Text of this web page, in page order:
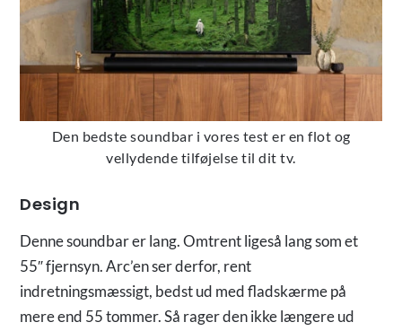
Den bedste soundbar i vores test er en flot og
vellydende tilføjelse til dit tv.
Design
Denne soundbar er lang. Omtrent ligeså lang som et
55″ fjernsyn. Arc’en ser derfor, rent
indretningsmæssigt, bedst ud med fladskærme på
mere end 55 tommer. Så rager den ikke længere ud